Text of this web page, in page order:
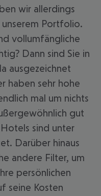
wir allerdings
Portfolio.
vollumfängliche
Dann sind Sie in
ausgezeichnet
haben sehr hohe
mal um nichts
gut
sind unter
Darüber hinaus
andere Filter, um
persönlichen
seine Kosten